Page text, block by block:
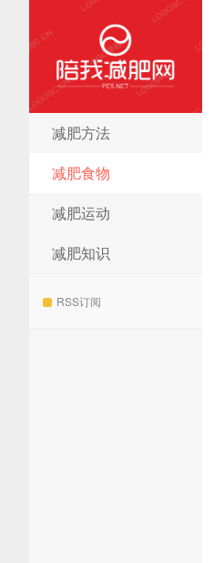
陪我减肥网
减肥方法
减肥食物
减肥运动
减肥知识
RSS订阅